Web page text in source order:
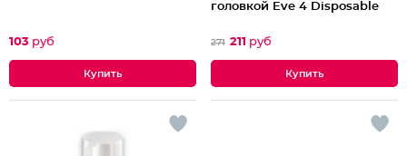
103 руб
головкой Eve 4 Disposable
271 211 руб